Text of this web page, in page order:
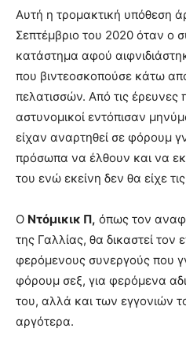
Aυτή η τρομακτική υπόθεση
Σεπτέμβριο του 2020 όταν ο
κατάστημα αφού
που βιντεοσκοπούσε κάτω
πελατισσών. Από τις
αστυνομικοί εντόπισαν
είχαν αναρτηθεί σε φόρουμ
πρόσωπα να έλθουν και να
του ενώ εκείνη δεν θα είχε
Ο Ντόμικικ Π, όπως τον
της Γαλλίας, θα δικαστεί τον
φερόμενους συνεργούς που
φόρουμ σεξ, για φερόμενα
του, αλλά και των εγγονιών
αργότερα.